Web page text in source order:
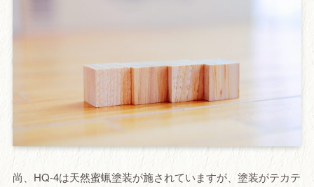
尚、HQ-4は天然蜜蝋塗装が施されていますが、塗装がテカテ